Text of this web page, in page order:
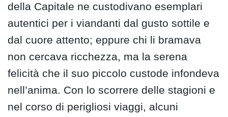
della Capitale ne custodivano esemplari
autentici per i viandanti dal gusto sottile e
dal cuore attento; eppure chi li bramava
non cercava ricchezza, ma la serena
felicità che il suo piccolo custode infondeva
nell’anima. Con lo scorrere delle stagioni e
nel corso di perigliosi viaggi, alcuni